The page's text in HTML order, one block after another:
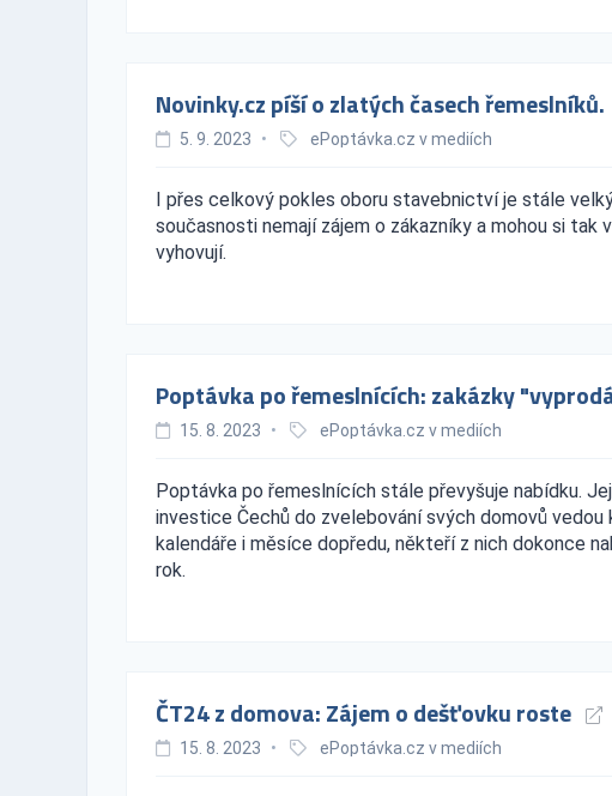
Novinky.cz píší o zlatých časech řemeslníků.
5. 9. 2023 • ePoptávka.cz v mediích
I přes celkový pokles oboru stavebnictví je stále
současnosti nemají zájem o zákazníky a mohou si tak
vyhovují.
Poptávka po řemeslnících: zakázky
15. 8. 2023 • ePoptávka.cz v mediích
Poptávka po řemeslnících stále převyšuje nabídku.
investice Čechů do zvelebování svých domovů vedou
kalendáře i měsíce dopředu, někteří z nich dokonce
rok.
ČT24 z domova: Zájem o dešťovku roste
15. 8. 2023 • ePoptávka.cz v mediích